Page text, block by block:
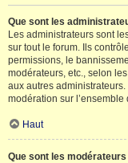
Que sont les
Les administrateurs sont
sur tout le forum. Ils
permissions, le
modérateurs, etc., selon
aux autres
modération sur
Haut
Que sont les modérateurs